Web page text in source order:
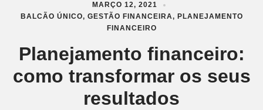
MARÇO 12, 2021
BALCÃO ÚNICO, GESTÃO FINANCEIRA, PLANEJAMENTO
FINANCEIRO
Planejamento financeiro:
como transformar os seus
resultados